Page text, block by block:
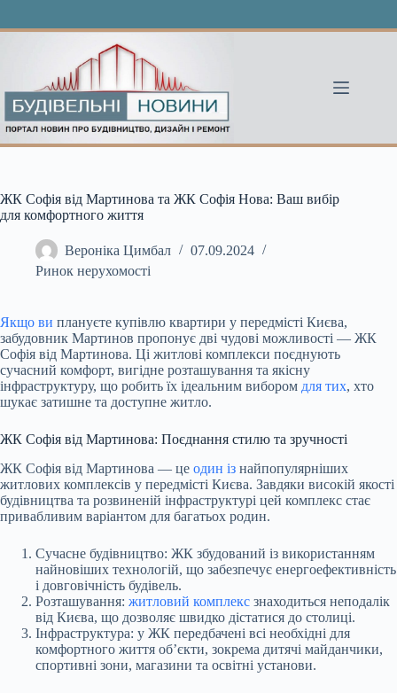
ЖК Софія від Мартинова та ЖК Софія Нова: Ваш вибір
для комфортного життя
Вероніка Цимбал
07.09.2024
Ринок нерухомості
Якщо ви плануєте купівлю квартири у передмісті Києва,
забудовник Мартинов пропонує дві чудові можливості — ЖК
Софія від Мартинова. Ці житлові комплекси поєднують
сучасний комфорт, вигідне розташування та якісну
інфраструктуру, що робить їх ідеальним вибором для тих, хто
шукає затишне та доступне житло.
ЖК Софія від Мартинова: Поєднання стилю та зручності
ЖК Софія від Мартинова — це один із найпопулярніших
житлових комплексів у передмісті Києва. Завдяки високій якості
будівництва та розвиненій інфраструктурі цей комплекс стає
привабливим варіантом для багатьох родин.
Сучасне будівництво: ЖК збудований із використанням
найновіших технологій, що забезпечує енергоефективність
і довговічність будівель.
Розташування: житловий комплекс знаходиться неподалік
від Києва, що дозволяє швидко дістатися до столиці.
Інфраструктура: у ЖК передбачені всі необхідні для
комфортного життя об’єкти, зокрема дитячі майданчики,
спортивні зони, магазини та освітні установи.